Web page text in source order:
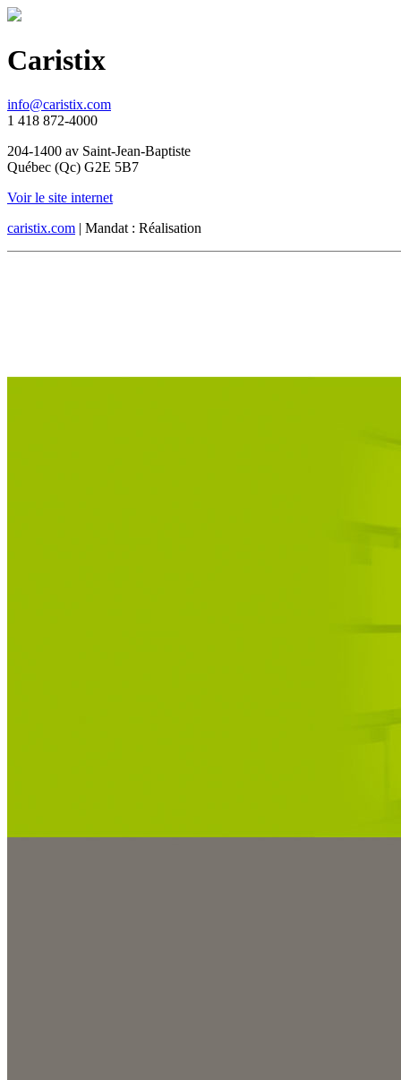
Caristix
info@caristix.com
1 418 872-4000
204-1400 av Saint-Jean-Baptiste
Québec (Qc) G2E 5B7
Voir le site internet
caristix.com | Mandat : Réalisation